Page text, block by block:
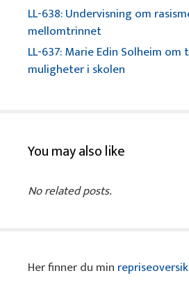
LL-638: Undervisning om
mellomtrinnet
LL-637: Marie Edin Solheim
muligheter i skolen
You may also like
No related posts.
Her finner du min